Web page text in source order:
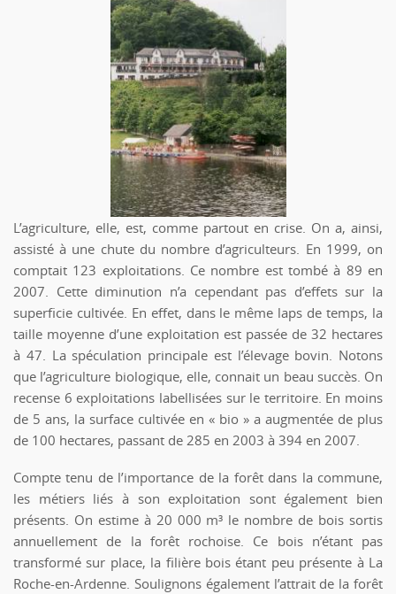
L’agriculture, elle, est, comme partout en crise. On a, ainsi,
assisté à une chute du nombre d’agriculteurs. En 1999, on
comptait 123 exploitations. Ce nombre est tombé à 89 en
2007. Cette diminution n’a cependant pas d’effets sur la
superficie cultivée. En effet, dans le même laps de temps, la
taille moyenne d’une exploitation est passée de 32 hectares
à 47. La spéculation principale est l’élevage bovin. Notons
que l’agriculture biologique, elle, connait un beau succès. On
recense 6 exploitations labellisées sur le territoire. En moins
de 5 ans, la surface cultivée en « bio » a augmentée de plus
de 100 hectares, passant de 285 en 2003 à 394 en 2007.
Compte tenu de l’importance de la forêt dans la commune,
les métiers liés à son exploitation sont également bien
présents. On estime à 20 000 m³ le nombre de bois sortis
annuellement de la forêt rochoise. Ce bois n’étant pas
transformé sur place, la filière bois étant peu présente à La
Roche-en-Ardenne. Soulignons également l’attrait de la forêt